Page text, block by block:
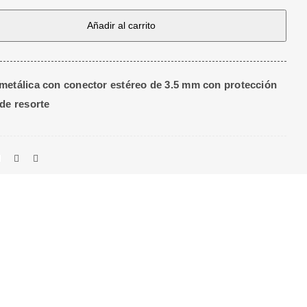
Añadir al carrito
con conector estéreo de 3.5 mm con protección
resorte